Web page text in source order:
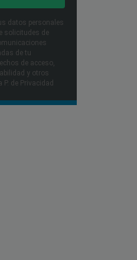
datos personales
solicitudes de
de tu
de acceso,
y otros
de Privacidad​